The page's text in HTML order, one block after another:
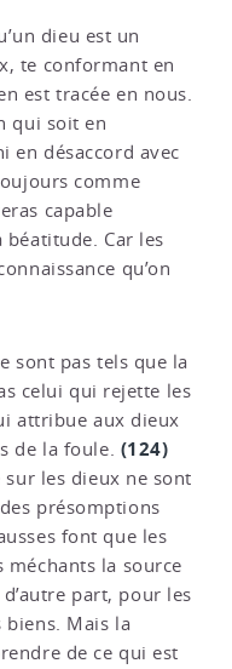
dieu est un
te conformant en
est tracée en nous.
qui soit en
en désaccord avec
comme
capable
béatitude. Car les
qu’on
sont pas tels que la
celui qui rejette les
attribue aux dieux
de la foule. (124)
les dieux ne sont
présomptions
font que les
méchants la source
part, pour les
biens. Mais la
de ce qui est